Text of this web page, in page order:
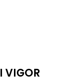
VIGOR